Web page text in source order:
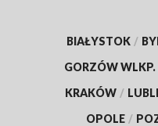
BIAŁYSTOK /
GORZÓW WLKP.
KRAKÓW /
OPOLE /